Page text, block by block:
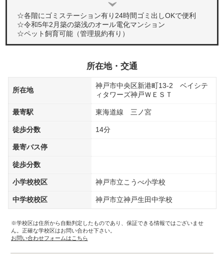
☆各階にゴミステーション有り24時間ゴミ出しOKで便利
☆令和5年2月築の築浅のオール電化マンション
☆ペット飼育可能（管理規約有り）
所在地・交通
所在地
神戸市中央区新港町13-2 ベイシテ
ィタワーズ神戸ＷＥＳＴ
最寄駅 東海道線 三ノ宮
徒歩分数 14分
最寄バス停
徒歩分数
小学校校区 神戸市立こうべ小学校
中学校校区 神戸市立神戸生田中学校
※学校区は住所から自動判定したものであり、保証できる情報ではございませ
ん。正確な学校区はお問い合わせ下さい。
お問い合わせフォームはこちら